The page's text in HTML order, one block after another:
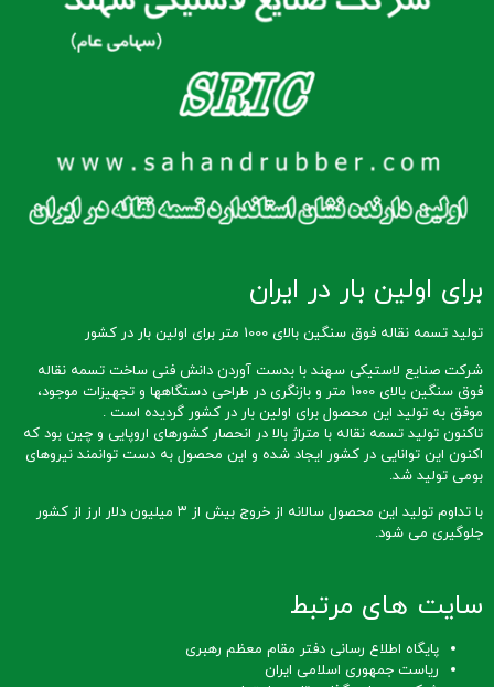
برای اولین بار در ایران
تولید تسمه نقاله فوق سنگین بالای 1000 متر برای اولین بار در کشور
شرکت صنایع لاستیکی سهند با بدست آوردن دانش فنی ساخت تسمه نقاله
فوق سنگین بالای 1000 متر و بازنگری در طراحی دستگاهها و تجهیزات موجود،
موفق به تولید این محصول برای اولین بار در کشور گردیده است .
تاکنون تولید تسمه نقاله با متراژ بالا در انحصار کشورهای اروپایی و چین بود که
اکنون این توانایی در کشور ایجاد شده و این محصول به دست توانمند نیروهای
بومی تولید شد.
با تداوم تولید این محصول سالانه از خروج بیش از ۳ میلیون دلار ارز از کشور
جلوگیری می شود.
سایت های مرتبط
پایگاه اطلاع رسانی دفتر مقام معظم رهبری
ریاست جمهوری اسلامی ایران